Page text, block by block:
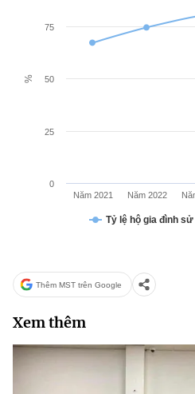
%
Tỷ lệ hộ gia đình
Năm 2021 Năm 2022
0
25
50
75
Thêm MST trên Google
Xem thêm